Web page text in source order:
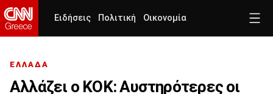
Ειδήσεις Πολιτική Οικονομία
ΕΛΛΑΔΑ
Αλλάζει ο ΚΟΚ: Αυστηρότερες οι